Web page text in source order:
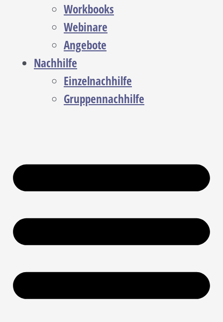
Workbooks
Webinare
Angebote
Nachhilfe
Einzelnachhilfe
Gruppennachhilfe